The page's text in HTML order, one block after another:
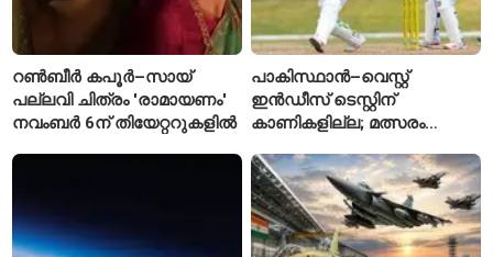
റൺബീർ കപൂർ–സായ്
പല്ലവി ചിത്രം 'രാമായണം'
നവംബർ 6ന് തിയേറ്ററുകളിൽ
പാകിസ്ഥാൻ–വെസ്റ്റ്
ഇൻഡീസ് ടെസ്റ്റിന്
കാണികളില്ല; മത്സരം
പരിഹാസവിഷയം